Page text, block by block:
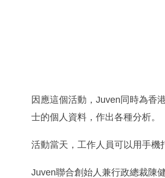
因應這個活動，Juven同時為香
士的個人資料，作出各種分析。
活動當天，工作人員可以用手機
Juven聯合創始人兼行政總裁陳